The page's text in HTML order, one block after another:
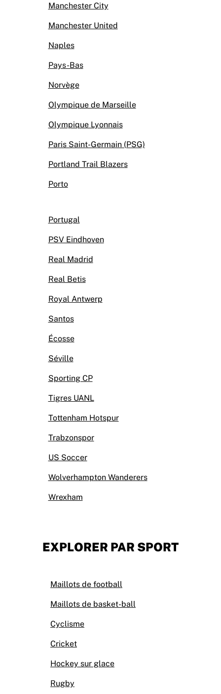
Manchester City
Manchester United
Naples
Pays-Bas
Norvège
Olympique de Marseille
Olympique Lyonnais
Paris Saint-Germain (PSG)
Portland Trail Blazers
Porto
Portugal
PSV Eindhoven
Real Madrid
Real Betis
Royal Antwerp
Santos
Écosse
Séville
Sporting CP
Tigres UANL
Tottenham Hotspur
Trabzonspor
US Soccer
Wolverhampton Wanderers
Wrexham
EXPLORER PAR SPORT
Maillots de football
Maillots de basket-ball
Cyclisme
Cricket
Hockey sur glace
Rugby